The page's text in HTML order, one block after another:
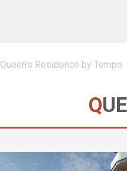
Queen’s Residence by Tempo